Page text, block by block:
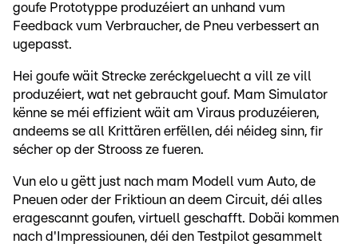
goufe Prototyppe produzéiert an unhand vum
Feedback vum Verbraucher, de Pneu verbessert an
ugepasst.
Hei goufe wäit Strecke zeréckgeluecht a vill ze vill
produzéiert, wat net gebraucht gouf. Mam Simulator
kënne se méi effizient wäit am Viraus produzéieren,
andeems se all Krittären erfëllen, déi néideg sinn, fir
sécher op der Strooss ze fueren.
Vun elo u gëtt just nach mam Modell vum Auto, de
Pneuen oder der Friktioun an deem Circuit, déi alles
eragescannt goufen, virtuell geschafft. Dobäi kommen
nach d'Impressiounen, déi den Testpilot gesammelt